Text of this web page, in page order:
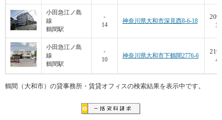
小田急江ノ島
線
鶴間駅
-
14
神奈川県大和市深見西8-6-18
小田急江ノ島
線
鶴間駅
-
10
神奈川県大和市下鶴間2776-6
鶴間（大和市）の貸事務所・賃貸オフィスの検索結果を表示中です。